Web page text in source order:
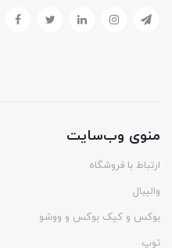
منوی وب‌سایت
ارتباط با فروشگاه
والیبال
بوکس و کیک بوکس و ووشو
توپ